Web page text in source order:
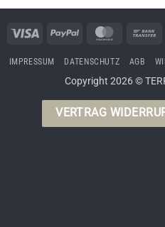
Visa PayPal MasterCard
IMPRESSUM DATENSCHUTZ AGB
Copyright 2026 ©
VERTRAG